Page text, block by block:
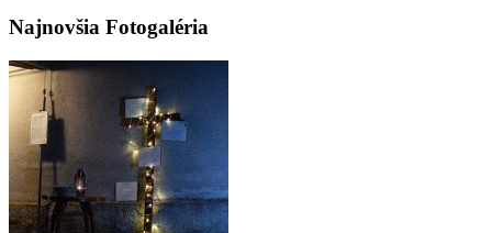
Najnovšia Fotogaléria